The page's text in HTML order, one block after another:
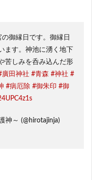
御縁日です。御縁日
ます。神池に湧く地下
苦しみを呑み込んだ形
廣田神社 #青森 #神社 #
#病厄除 #御朱印 #御
神～ (@hirotajinja)